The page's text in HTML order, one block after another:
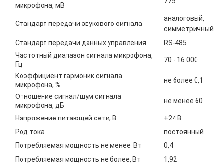
микрофона, мВ
Стандарт передачи звукового сигнала
аналоговый,
симметричный
Стандарт передачи данных управления
RS-485
Частотный диапазон сигнала микрофона,
Гц
70 - 16 000
Коэффициент гармоник сигнала
микрофона, %
не более 0,1
Отношение сигнал/шум сигнала
микрофона, дБ
не менее 60
Напряжение питающей сети, В
+24 В
Род тока
постоянный
Потребляемая мощность не менее, Вт
0,4
Потребляемая мощность не более, Вт
1,92